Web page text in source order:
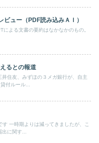
ュー（PDF読み込みＡＩ）
るとの報道
付ルール...
、こ
に関す...